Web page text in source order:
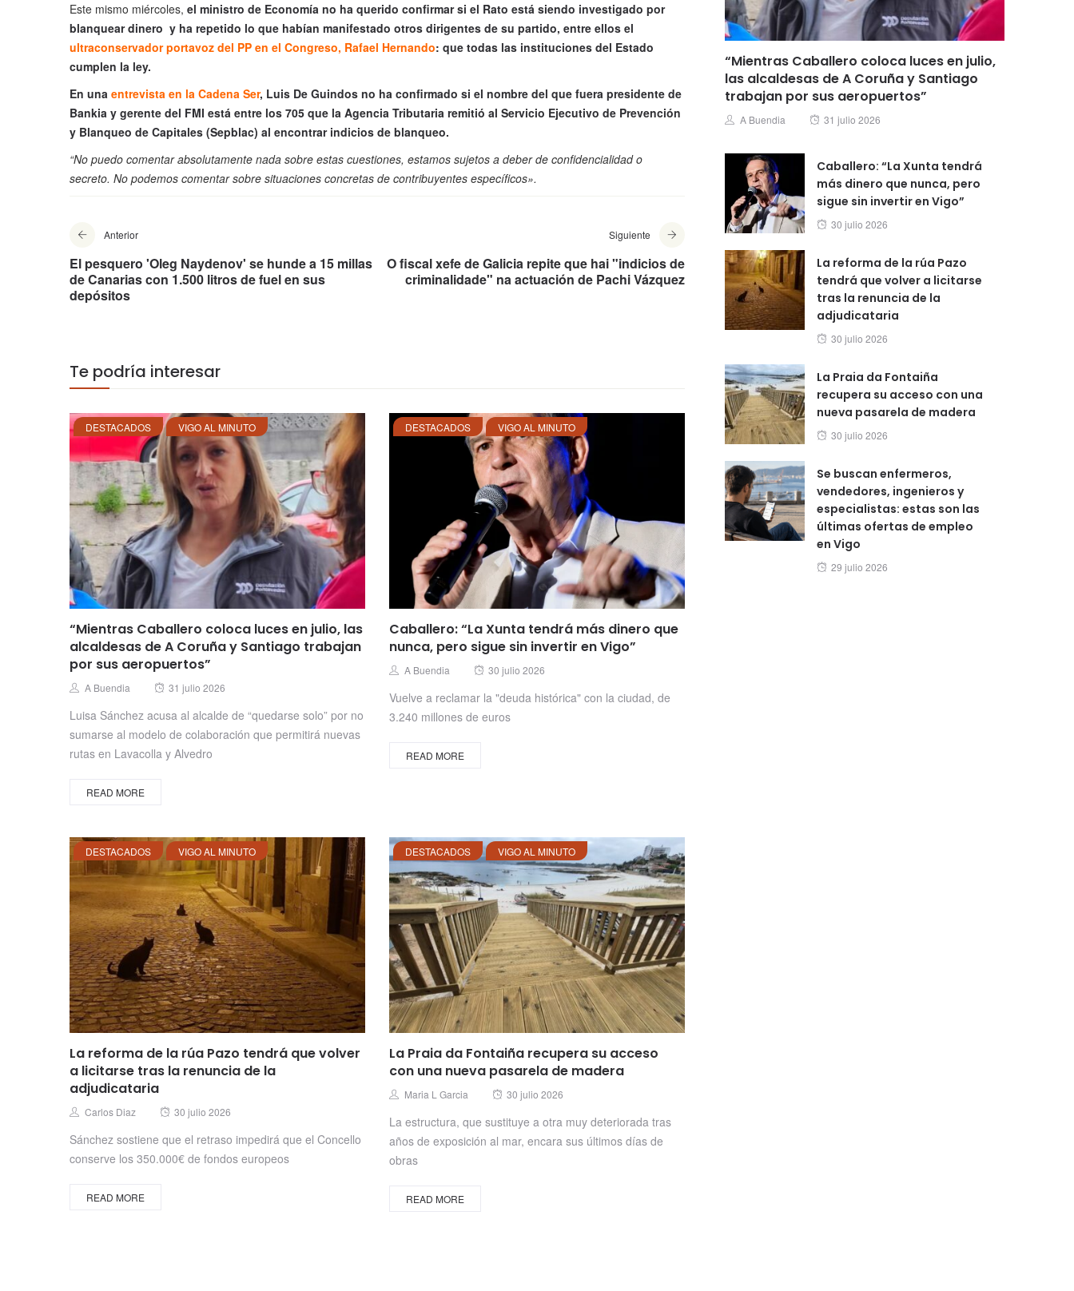
Este mismo miércoles, el ministro de Economía no ha querido confirmar si el Rato está siendo investigado por
blanquear dinero y ha repetido lo que habían manifestado otros dirigentes de su partido, entre ellos el
ultraconservador portavoz del PP en el Congreso, Rafael Hernando: que todas las instituciones del Estado
cumplen la ley.
En una entrevista en la Cadena Ser, Luis De Guindos no ha confirmado si el nombre del que fuera presidente de
Bankia y gerente del FMI está entre los 705 que la Agencia Tributaria remitió al Servicio Ejecutivo de Prevención
y Blanqueo de Capitales (Sepblac) al encontrar indicios de blanqueo.
“No puedo comentar absolutamente nada sobre estas cuestiones, estamos sujetos a deber de confidencialidad o
secreto. No podemos comentar sobre situaciones concretas de contribuyentes específicos».
Anterior
El pesquero 'Oleg Naydenov' se hunde a 15 millas
de Canarias con 1.500 litros de fuel en sus
depósitos
Siguiente
O fiscal xefe de Galicia repite que hai "indicios de
criminalidade" na actuación de Pachi Vázquez
Te podría interesar
DESTACADOS VIGO AL MINUTO
“Mientras Caballero coloca luces en julio, las
alcaldesas de A Coruña y Santiago trabajan
por sus aeropuertos”
Author
A Buendia
Posted
31 julio 2026
Luisa Sánchez acusa al alcalde de “quedarse solo” por no
sumarse al modelo de colaboración que permitirá nuevas
rutas en Lavacolla y Alvedro
READ MORE
DESTACADOS VIGO AL MINUTO
Caballero: “La Xunta tendrá más dinero que
nunca, pero sigue sin invertir en Vigo”
Author
A Buendia
Posted
30 julio 2026
Vuelve a reclamar la "deuda histórica" con la ciudad, de
3.240 millones de euros
READ MORE
DESTACADOS VIGO AL MINUTO
La reforma de la rúa Pazo tendrá que volver
a licitarse tras la renuncia de la
adjudicataria
Author
Carlos Diaz
Posted
30 julio 2026
Sánchez sostiene que el retraso impedirá que el Concello
conserve los 350.000€ de fondos europeos
READ MORE
DESTACADOS VIGO AL MINUTO
La Praia da Fontaiña recupera su acceso
con una nueva pasarela de madera
Author
Maria L Garcia
Posted
30 julio 2026
La estructura, que sustituye a otra muy deteriorada tras
años de exposición al mar, encara sus últimos días de
obras
READ MORE
“Mientras Caballero coloca luces en julio,
las alcaldesas de A Coruña y Santiago
trabajan por sus aeropuertos”
Author
A Buendia
Posted
31 julio 2026
Caballero: “La Xunta tendrá
más dinero que nunca, pero
sigue sin invertir en Vigo”
Posted
30 julio 2026
La reforma de la rúa Pazo
tendrá que volver a licitarse
tras la renuncia de la
adjudicataria
Posted
30 julio 2026
La Praia da Fontaiña
recupera su acceso con una
nueva pasarela de madera
Posted
30 julio 2026
Se buscan enfermeros,
vendedores, ingenieros y
especialistas: estas son las
últimas ofertas de empleo
en Vigo
Posted
29 julio 2026